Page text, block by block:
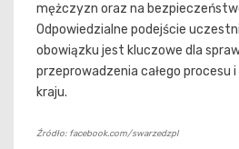
mężczyzn oraz na
Odpowiedzialne podejście
obowiązku jest kluczowe dla
przeprowadzenia całego procesu
kraju.
Źródło: facebook.com/swarzedzpl